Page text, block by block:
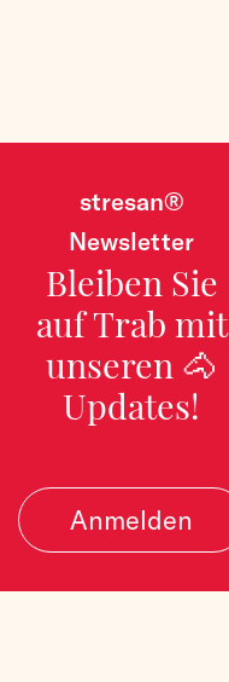
stresan®
Newsletter
Bleiben Sie
auf Trab mit
unseren 🐴
Updates!
Anmelden